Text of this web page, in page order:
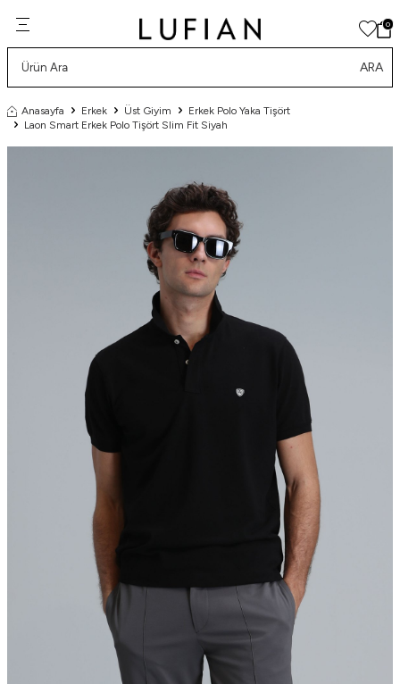
0
ARA
Anasayfa Erkek Üst Giyim
Erkek Polo Yaka Tişört
Laon Smart Erkek Polo Tişört Slim Fit Siyah